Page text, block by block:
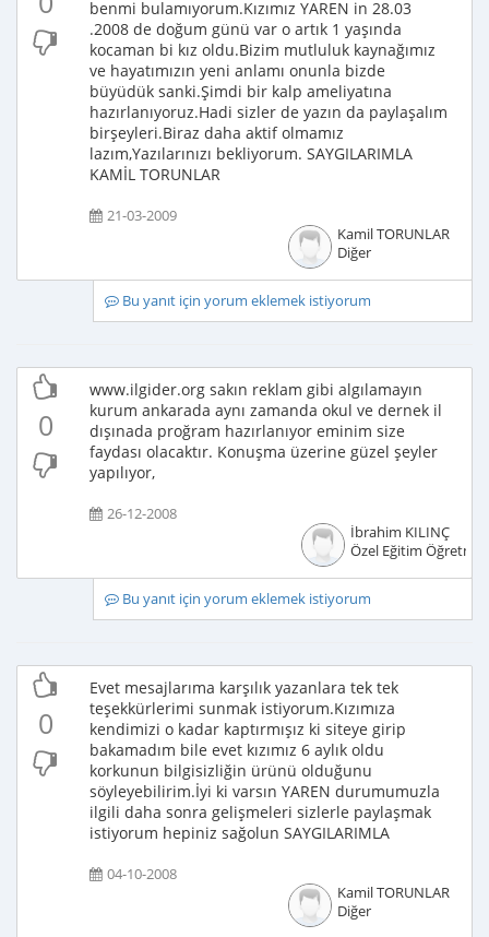
benmi bulamıyorum.Kızımız YAREN in 28.03
.2008 de doğum günü var o artık 1 yaşında
kocaman bi kız oldu.Bizim mutluluk kaynağımız
ve hayatımızın yeni anlamı onunla bizde
büyüdük sanki.Şimdi bir kalp ameliyatına
hazırlanıyoruz.Hadi sizler de yazın da paylaşalım
birşeyleri.Biraz daha aktif olmamız
lazım,Yazılarınızı bekliyorum. SAYGILARIMLA
KAMİL TORUNLAR
21-03-2009
Kamil TORUNLAR
Diğer
Bu yanıt için yorum eklemek istiyorum
0
www.ilgider.org sakın reklam gibi algılamayın
kurum ankarada aynı zamanda okul ve dernek il
dışınada proğram hazırlanıyor eminim size
faydası olacaktır. Konuşma üzerine güzel şeyler
yapılıyor,
26-12-2008
İbrahim KILINÇ
Özel Eğitim
Bu yanıt için yorum eklemek istiyorum
0
Evet mesajlarıma karşılık yazanlara tek tek
teşekkürlerimi sunmak istiyorum.Kızımıza
kendimizi o kadar kaptırmışız ki siteye girip
bakamadım bile evet kızımız 6 aylık oldu
korkunun bilgisizliğin ürünü olduğunu
söyleyebilirim.İyi ki varsın YAREN durumumuzla
ilgili daha sonra gelişmeleri sizlerle paylaşmak
istiyorum hepiniz sağolun SAYGILARIMLA
04-10-2008
Kamil TORUNLAR
Diğer